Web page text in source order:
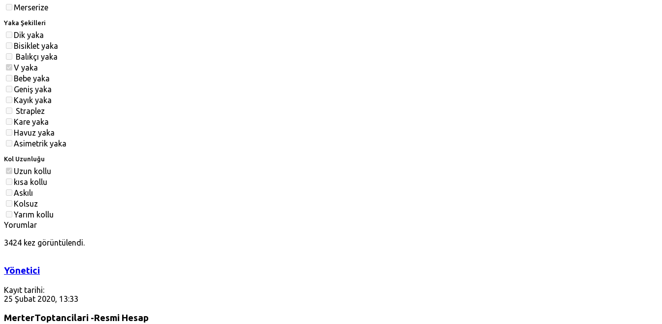
Merserize
Yaka Şekilleri
Dik yaka
Bisiklet yaka
Balıkçı yaka
V yaka
Bebe yaka
Geniş yaka
Kayık yaka
Straplez
Kare yaka
Havuz yaka
Asimetrik yaka
Kol Uzunluğu
Uzun kollu
kısa kollu
Askılı
Kolsuz
Yarım kollu
Yorumlar
3424 kez görüntülendi.
Yönetici
Kayıt tarihi:
25 Şubat 2020, 13:33
MerterToptancilari -Resmi Hesap